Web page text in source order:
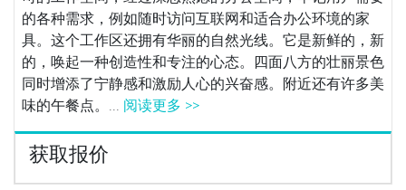
的各种需求，例如随时访问互联网和适合办公环境的家
具。这个工作区还拥有华丽的自然光线。它是新鲜的，新
的，唤起一种创造性和专注的心态。四面八方的壮丽景色
同时增添了宁静感和激励人心的兴奋感。附近还有许多美
味的午餐点。... 阅读更多 >>
获取报价